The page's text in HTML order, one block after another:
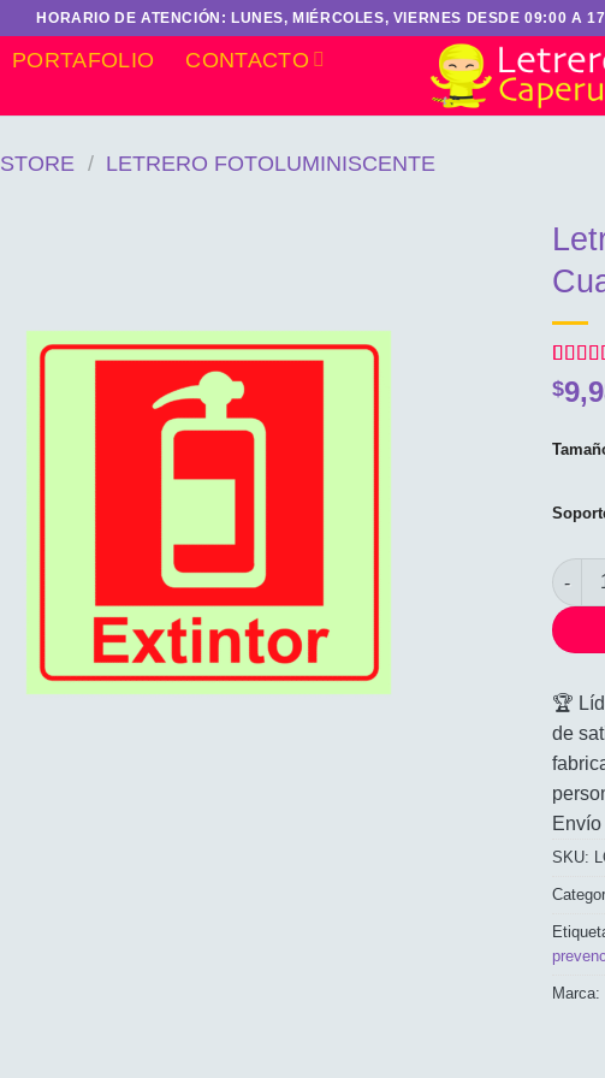
HORARIO DE ATENCIÓN: LUNES, MIÉRCOLES, VIERNES DESDE 09:00 A
PORTAFOLIO
CONTACTO
STORE / LETRERO FOTOLUMINISCENTE
con
2
de
$
🏆
de
SKU:
Marca: